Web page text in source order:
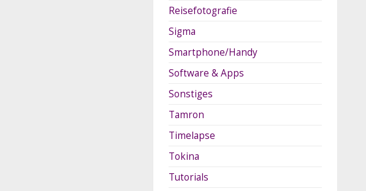
Reisefotografie
Sigma
Smartphone/Handy
Software & Apps
Sonstiges
Tamron
Timelapse
Tokina
Tutorials